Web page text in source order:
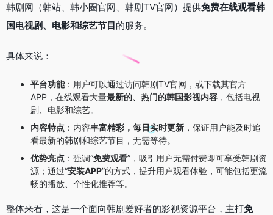
韩剧网（韩站、韩小圈官网、韩剧TV官网）提供免费在线观看韩
国电视剧、电影和综艺节目的服务。
具体来说：
平台功能：用户可以通过访问韩剧TV官网，或下载其官方
APP，在线观看大量最新的、热门的韩国影视内容 ，包括电视
剧、电影和综艺。
内容特点 ：内容丰富精彩，每日实时更新 ，保证用户能及时追
看最新的韩剧和综艺节目，无需等待。
优势亮点 ：强调“免费观看”，吸引用户无需付费即可享受韩剧资
源；通过“安装APP”的方式，提升用户观看体验，可能包括更流
畅的播放、个性化推荐等。
整体来看，这是一个面向韩剧爱好者的影视资源平台，主打免